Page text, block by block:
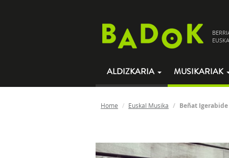
ALDIZKARIA MUSIKARIAK
Home Euskal Musika Beñat Igerabide